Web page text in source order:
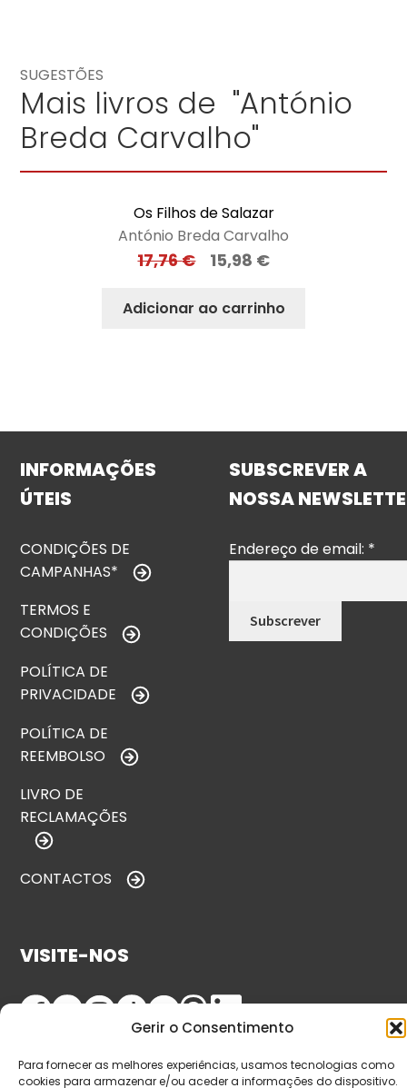
Gerir o Consentimento
Para fornecer as melhores experiências, usamos tecnologias como
cookies para armazenar e/ou aceder a informações do dispositivo.
SUGESTÕES
Mais livros de "António
Breda Carvalho"
Os Filhos de Salazar
António Breda Carvalho
17,76€ 15,98 €
Adicionar ao carrinho
INFORMAÇÕES
ÚTEIS
CONDIÇÕES DE
CAMPANHAS*
TERMOS E
CONDIÇÕES
POLÍTICA DE
PRIVACIDADE
POLÍTICA DE
REEMBOLSO
LIVRO DE
RECLAMAÇÕES
CONTACTOS
SUBSCREVER A
NOSSA
Endereço de email: *
VISITE-NOS